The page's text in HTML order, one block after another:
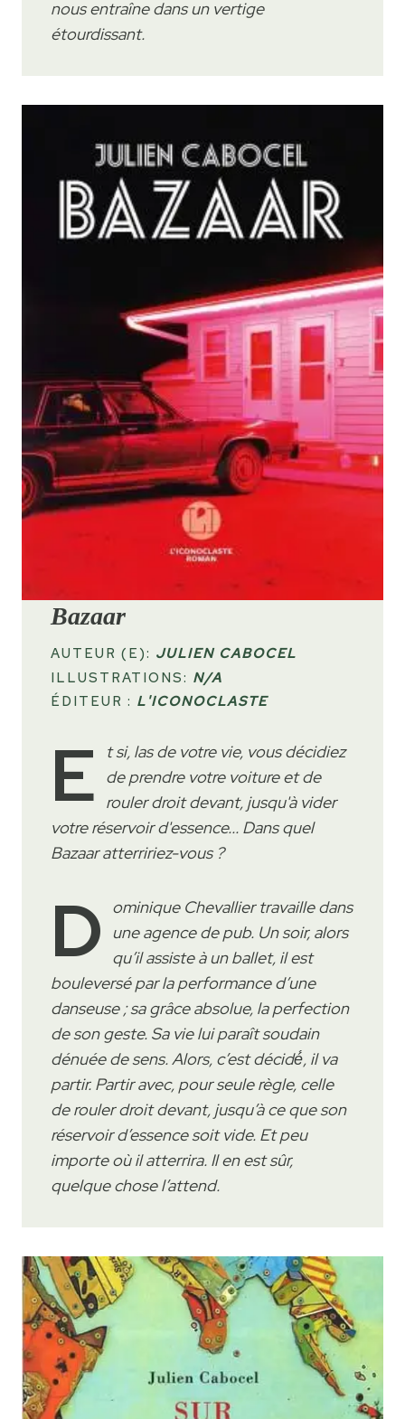
nous entraîne dans un vertige
étourdissant.
Bazaar
AUTEUR (E): JULIEN CABOCEL
ILLUSTRATIONS: N/A
ÉDITEUR : L'ICONOCLASTE
E
t si, las de votre vie, vous décidiez
de prendre votre voiture et de
rouler droit devant, jusqu'à vider
votre réservoir d'essence... Dans quel
Bazaar atterririez-vous ?
D
ominique Chevallier travaille dans
une agence de pub. Un soir, alors
qu’il assiste à un ballet, il est
bouleversé par la performance d’une
danseuse ; sa grâce absolue, la perfection
de son geste. Sa vie lui paraît soudain
dénuée de sens. Alors, c’est décidé́, il va
partir. Partir avec, pour seule règle, celle
de rouler droit devant, jusqu’à ce que son
réservoir d’essence soit vide. Et peu
importe où il atterrira. Il en est sûr,
quelque chose l’attend.